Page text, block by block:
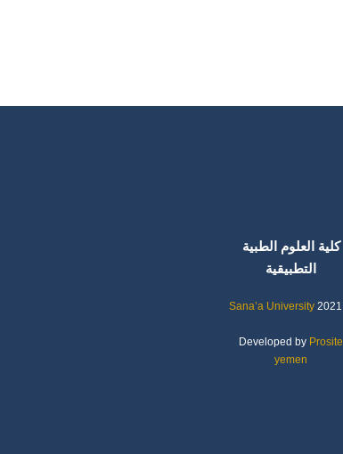
كلية العلوم الطبية
التطبيقية
Sana’a University
Developed by Prosite
yemen